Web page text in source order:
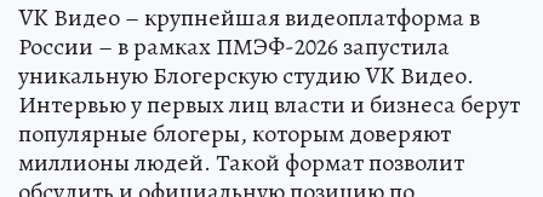
VK Видео – крупнейшая видеоплатформа в
России – в рамках ПМЭФ-2026 запустила
уникальную Блогерскую студию VK Видео.
Интервью у первых лиц власти и бизнеса берут
популярные блогеры, которым доверяют
миллионы людей. Такой формат позволит